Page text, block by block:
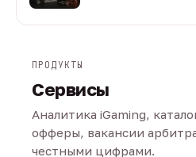
ПРОДУКТЫ
Сервисы
Аналитика iGaming,
офферы, вакансии
честными цифрами.